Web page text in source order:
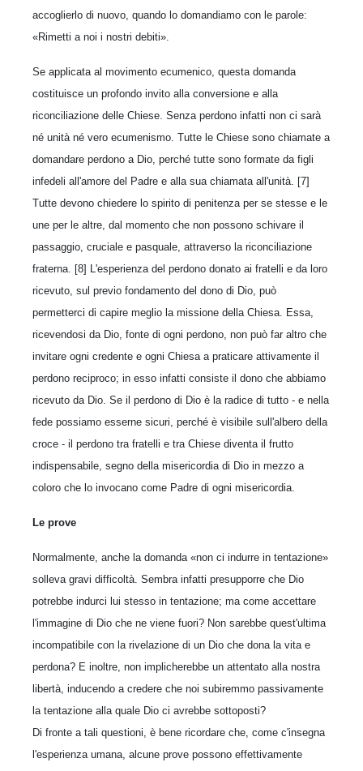
accoglierlo di nuovo, quando lo domandiamo con le parole:
«Rimetti a noi i nostri debiti».
Se applicata al movimento ecumenico, questa domanda
costituisce un profondo invito alla conversione e alla
riconciliazione delle Chiese. Senza perdono infatti non ci sarà
né unità né vero ecumenismo. Tutte le Chiese sono chiamate a
domandare perdono a Dio, perché tutte sono formate da figli
infedeli all'amore del Padre e alla sua chiamata all'unità. [7]
Tutte devono chiedere lo spirito di penitenza per se stesse e le
une per le altre, dal momento che non possono schivare il
passaggio, cruciale e pasquale, attraverso la riconciliazione
fraterna. [8] L'esperienza del perdono donato ai fratelli e da loro
ricevuto, sul previo fondamento del dono di Dio, può
permetterci di capire meglio la missione della Chiesa. Essa,
ricevendosi da Dio, fonte di ogni perdono, non può far altro che
invitare ogni credente e ogni Chiesa a praticare attivamente il
perdono reciproco; in esso infatti consiste il dono che abbiamo
ricevuto da Dio. Se il perdono di Dio è la radice di tutto - e nella
fede possiamo esserne sicuri, perché è visibile sull'albero della
croce - il perdono tra fratelli e tra Chiese diventa il frutto
indispensabile, segno della misericordia di Dio in mezzo a
coloro che lo invocano come Padre di ogni misericordia.
Le prove
Normalmente, anche la domanda «non ci indurre in tentazione»
solleva gravi difficoltà. Sembra infatti presupporre che Dio
potrebbe indurci lui stesso in tentazione; ma come accettare
l'immagine di Dio che ne viene fuori? Non sarebbe quest'ultima
incompatibile con la rivelazione di un Dio che dona la vita e
perdona? E inoltre, non implicherebbe un attentato alla nostra
libertà, inducendo a credere che noi subiremmo passivamente
la tentazione alla quale Dio ci avrebbe sottoposti?
Di fronte a tali questioni, è bene ricordare che, come c'insegna
l'esperienza umana, alcune prove possono effettivamente